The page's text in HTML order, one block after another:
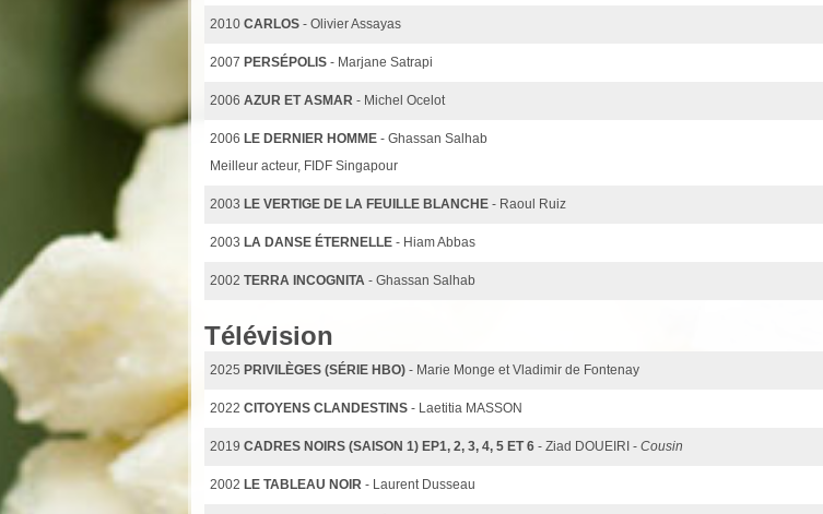
2010 CARLOS - Olivier Assayas
2007 PERSÉPOLIS - Marjane Satrapi
2006 AZUR ET ASMAR - Michel Ocelot
2006 LE DERNIER HOMME - Ghassan Salhab
Meilleur acteur, FIDF Singapour
2003 LE VERTIGE DE LA FEUILLE BLANCHE - Raoul Ruiz
2003 LA DANSE ÉTERNELLE - Hiam Abbas
2002 TERRA INCOGNITA - Ghassan Salhab
Télévision
2025 PRIVILÈGES (SÉRIE HBO) - Marie Monge et Vladimir de Fontenay
2022 CITOYENS CLANDESTINS - Laetitia MASSON
2019 CADRES NOIRS (SAISON 1) EP1, 2, 3, 4, 5 ET 6 - Ziad DOUEIRI - Cousin
2002 LE TABLEAU NOIR - Laurent Dusseau